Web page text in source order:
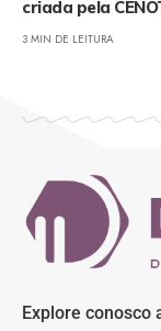
criada pela
3 MIN DE LEITURA
Explore conosco